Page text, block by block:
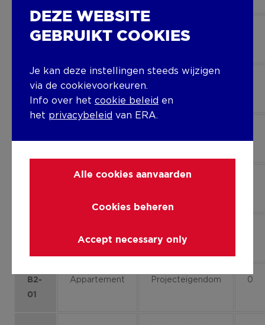
B2- Appartement Projecteigendom
B4-
41
Appartement
B2-
01
Appartement Projecteigendom 0
DEZE WEBSITE
GEBRUIKT COOKIES
Je kan deze instellingen steeds wijzigen
via de cookievoorkeuren.
Info over het cookie beleid en
het privacybeleid van ERA.
Alle cookies aanvaarden
Cookies beheren
Accept necessary only